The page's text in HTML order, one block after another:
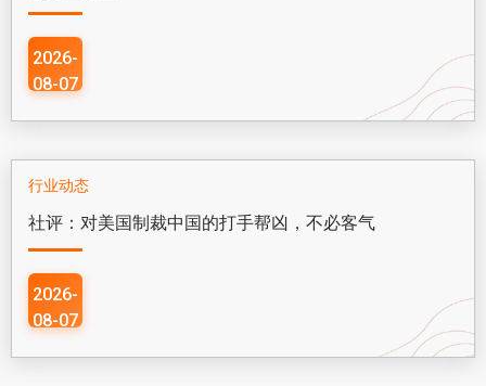
2026-
08-07
行业动态
社评：对美国制裁中国的打手帮凶，不必客气
2026-
08-07